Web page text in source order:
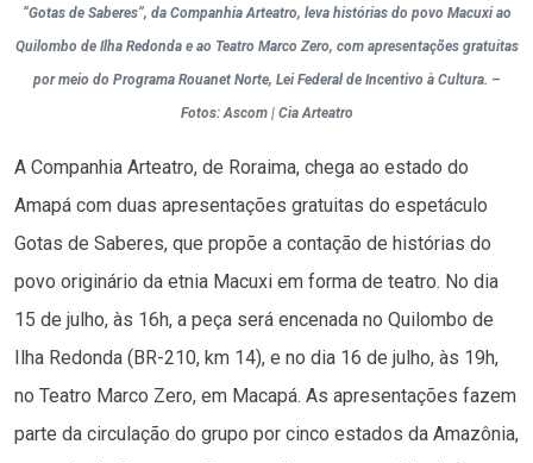
“Gotas de Saberes”, da Companhia Arteatro, leva histórias do povo Macuxi ao
Quilombo de Ilha Redonda e ao Teatro Marco Zero, com apresentações gratuitas
por meio do Programa Rouanet Norte, Lei Federal de Incentivo à Cultura. –
Fotos: Ascom | Cia Arteatro
A Companhia Arteatro, de Roraima, chega ao estado do
Amapá com duas apresentações gratuitas do espetáculo
Gotas de Saberes, que propõe a contação de histórias do
povo originário da etnia Macuxi em forma de teatro. No dia
15 de julho, às 16h, a peça será encenada no Quilombo de
Ilha Redonda (BR-210, km 14), e no dia 16 de julho, às 19h,
no Teatro Marco Zero, em Macapá. As apresentações fazem
parte da circulação do grupo por cinco estados da Amazônia,